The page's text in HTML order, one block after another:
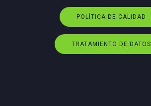
POLÍTICA DE CALIDAD
TRATAMIENTO DE DATOS